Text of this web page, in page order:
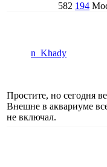
582 194
n_Khady
Простите, но сегодня
Внешне в аквариуме
не включал.